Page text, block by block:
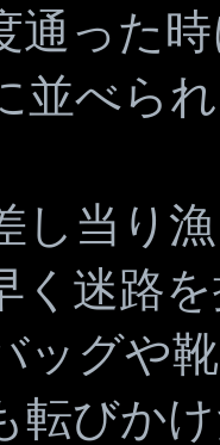
通った
並べら
当り
く迷路
ッグや
転びか